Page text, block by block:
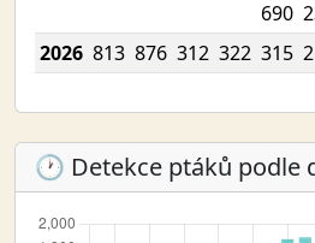
690
2026 813 876 312 322 315
🕐 Detekce ptáků podle